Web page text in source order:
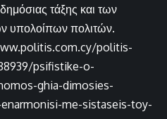
τάξης και των
υπολοίπων πολιτών.
politis-
psifistike-o-
ghia-dimosies-
me-sistaseis-toy-